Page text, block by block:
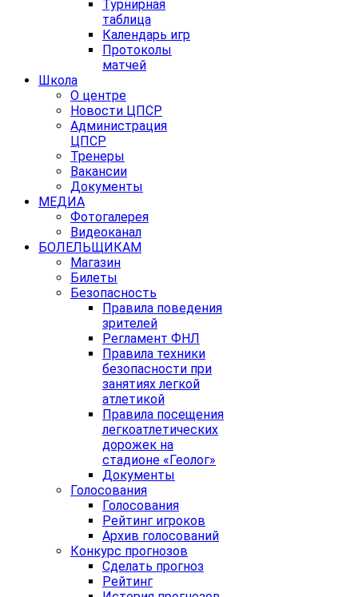
Турнирная
таблица
Календарь игр
Протоколы
матчей
Школа
О центре
Новости ЦПСР
Администрация
ЦПСР
Тренеры
Вакансии
Документы
МЕДИА
Фотогалерея
Видеоканал
БОЛЕЛЬЩИКАМ
Магазин
Билеты
Безопасность
Правила поведения
зрителей
Регламент ФНЛ
Правила техники
безопасности при
занятиях легкой
атлетикой
Правила посещения
легкоатлетических
дорожек на
стадионе «Геолог»
Документы
Голосования
Голосования
Рейтинг игроков
Архив голосований
Конкурс прогнозов
Сделать прогноз
Рейтинг